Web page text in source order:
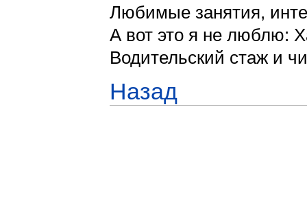
Любимые занятия,
А вот это я не люблю:
Водительский стаж и
Назад